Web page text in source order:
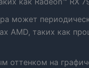
может
AMD, таких как
оттенком на